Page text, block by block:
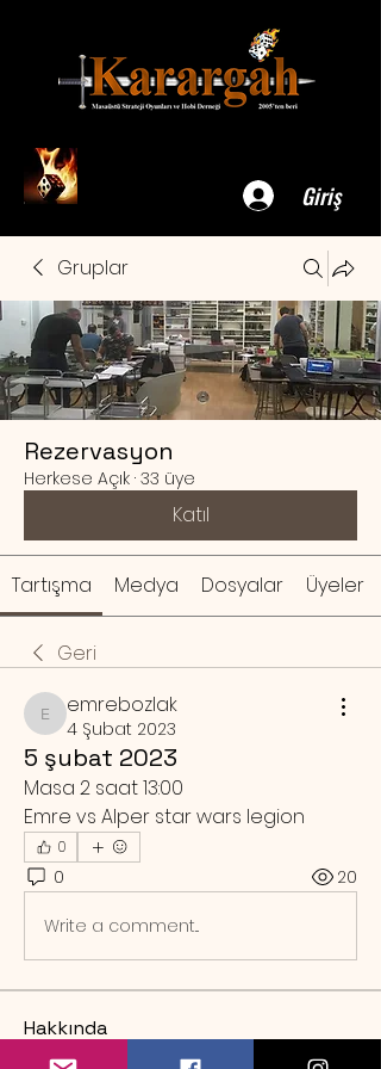
Giriş
Gruplar
Rezervasyon
Herkese Açık · 33 üye
Katıl
Tartışma Medya Dosyalar Üyeler
Geri
emrebozlak
emrebozlak
4 Şubat 2023
5 şubat 2023
Masa 2 saat 13:00
Emre vs Alper star wars legion
0
0 20
Write a comment...
Hakkında
Örnek rezervasyon mesajı Sa